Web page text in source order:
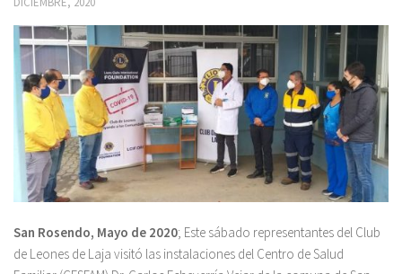
San Rosendo, Mayo de 2020; Este sábado representantes del Club
de Leones de Laja visitó las instalaciones del Centro de Salud